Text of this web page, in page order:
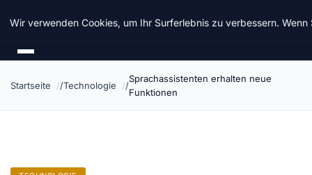
Taz Nrw
Startseite Technologie
Sprachassistenten erhalten neue
Funktionen
Wir verwenden Cookies, um Ihr Surferlebnis zu verbessern.